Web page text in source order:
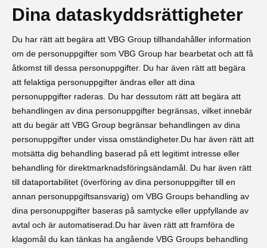
Dina dataskyddsrättigheter
Du har rätt att begära att VBG Group tillhandahåller information
om de personuppgifter som VBG Group har bearbetat och att få
åtkomst till dessa personuppgifter. Du har även rätt att begära
att felaktiga personuppgifter ändras eller att dina
personuppgifter raderas. Du har dessutom rätt att begära att
behandlingen av dina personuppgifter begränsas, vilket innebär
att du begär att VBG Group begränsar behandlingen av dina
personuppgifter under vissa omständigheter.Du har även rätt att
motsätta dig behandling baserad på ett legitimt intresse eller
behandling för direktmarknadsföringsändamål. Du har även rätt
till dataportabilitet (överföring av dina personuppgifter till en
annan personuppgiftsansvarig) om VBG Groups behandling av
dina personuppgifter baseras på samtycke eller uppfyllande av
avtal och är automatiserad.Du har även rätt att framföra de
klagomål du kan tänkas ha angående VBG Groups behandling